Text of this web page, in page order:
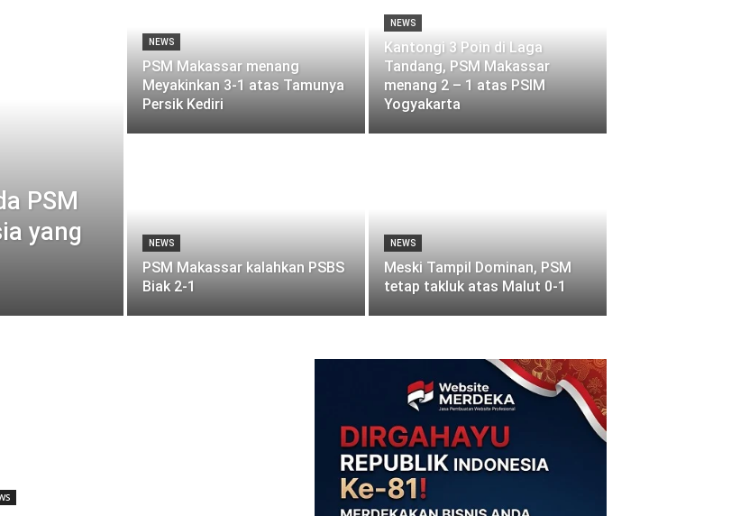
PSM
yang
NEWS
PSM Makassar menang
Meyakinkan 3-1 atas Tamunya
Persik Kediri
NEWS
Kantongi 3 Poin di Laga
Tandang, PSM Makassar
menang 2 – 1 atas PSIM
Yogyakarta
NEWS
PSM Makassar kalahkan PSBS
Biak 2-1
NEWS
Meski Tampil Dominan, PSM
tetap takluk atas Malut 0-1